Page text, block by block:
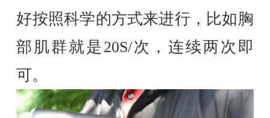
好按照科学的方式来进行，比如胸
部肌群就是20S/次，连续两次即
可。